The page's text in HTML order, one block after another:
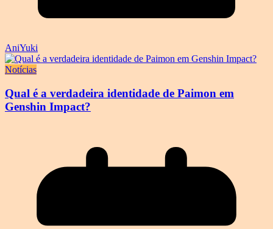
AniYuki
Notícias
Qual é a verdadeira identidade de Paimon em
Genshin Impact?